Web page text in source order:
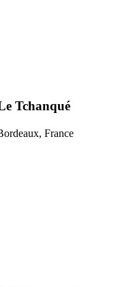
Tchanqué
France